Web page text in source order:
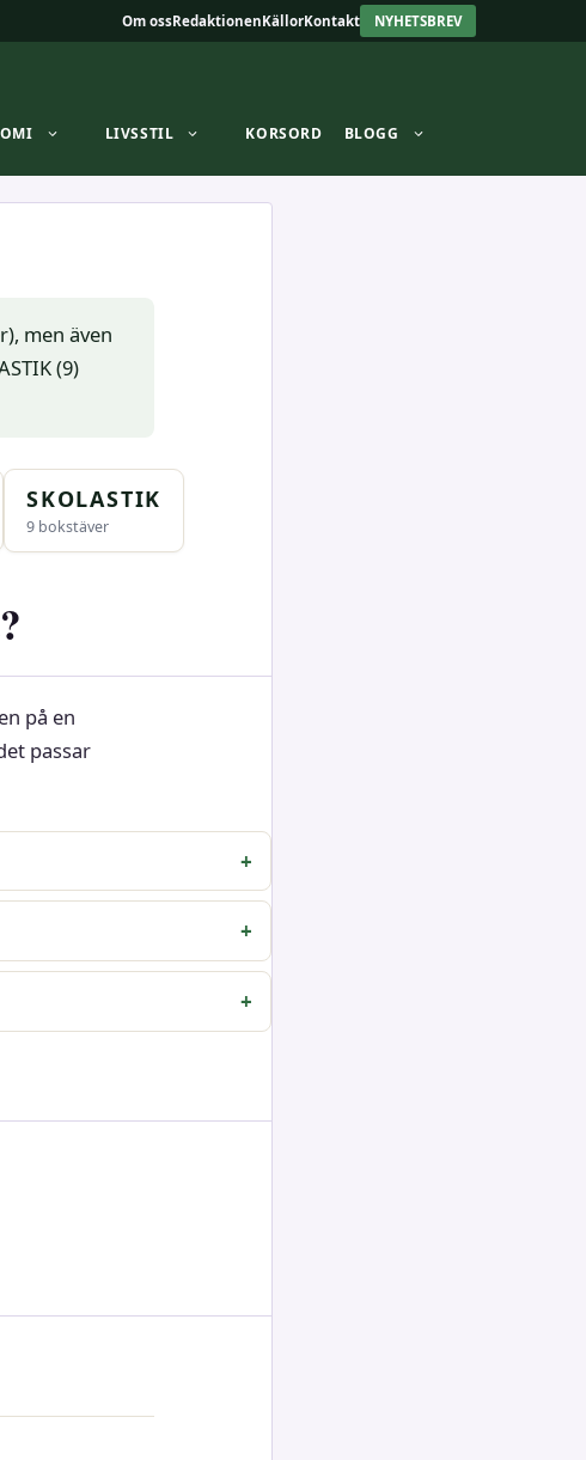
Om ossRedaktionenKällorKontakt NYHETSBREV
LIVSSTIL KORSORD BLOGG
men även
(9)
SKOLASTIK
9 bokstäver
på en
passar